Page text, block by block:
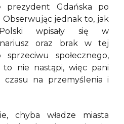
prezydent Gdańska po
Obserwując jednak to, jak
wpisały się w
oraz brak w tej
społecznego,
to nie nastąpi, więc pani
na przemyślenia i
chyba władze miasta